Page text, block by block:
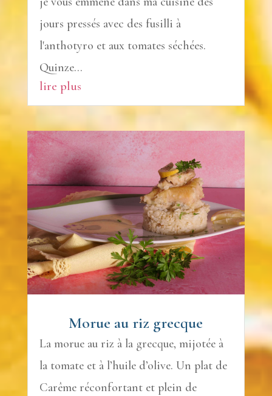
jours pressés avec des fusilli à
l'anthotyro et aux tomates séchées.
Quinze...
lire plus
Morue au riz grecque
La morue au riz à la grecque, mijotée à
la tomate et à l’huile d’olive. Un plat de
Carême réconfortant et plein de